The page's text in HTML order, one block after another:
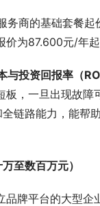
务商的基础套餐
为87.600元/年起
投资回报率（ROI
板，一旦出现故
链路能力，能帮
至数百万元）
牌平台的大型企